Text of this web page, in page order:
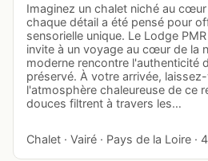
Imaginez un chalet niché au
chaque détail a été pensé pour
sensorielle unique. Le Lodge
invite à un voyage au cœur de la
moderne rencontre l'authenticité
préservé. À votre arrivée,
l'atmosphère chaleureuse de ce
douces filtrent à travers les…
Chalet · Vairé · Pays de la Loire ·